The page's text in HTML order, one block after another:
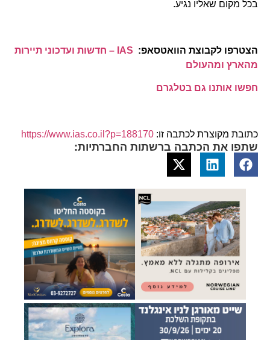
בכל מקום שאליו נגיע.
הצטרפו לקבוצת הוואטסאפ:
IAS – חדשות ועדכוני תיירות
מהארץ ומהעולם
חפשו אותנו גם בטלגרם
כתובת מקוצרת לכתבה זו: https://www.ias.co.il?p=188170
שתפו את הכתבה ברשתות החברתיות: